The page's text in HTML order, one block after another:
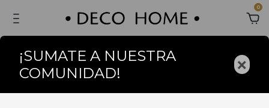
0
Inicio . BAÑO
¡SUMATE A NUESTRA
COMUNIDAD!
×